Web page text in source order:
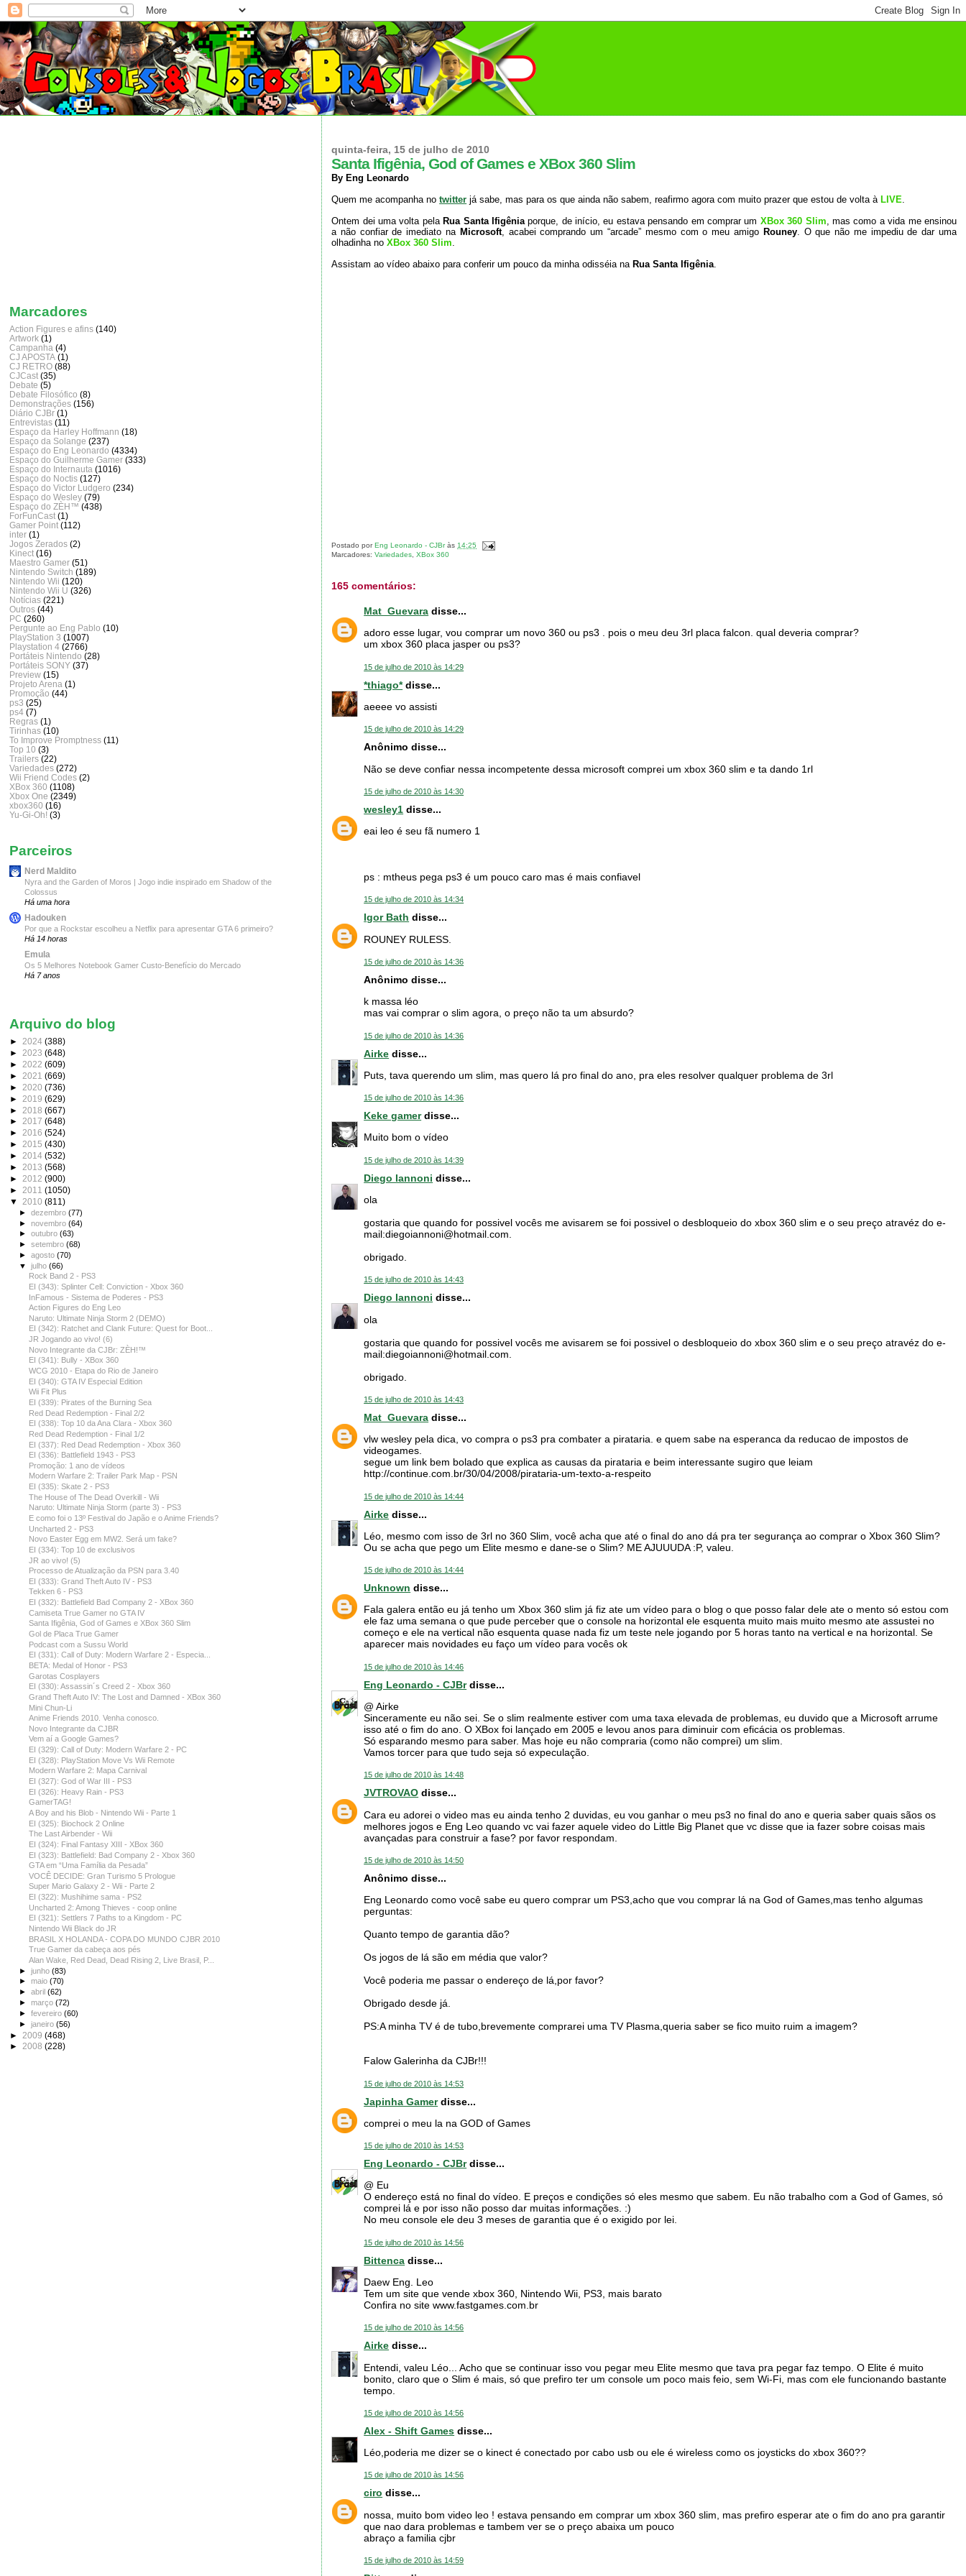
quinta-feira, 15 de julho de 2010
Santa Ifigênia, God of Games e XBox 360 Slim
By Eng Leonardo
Quem me acompanha notwitter já sabe, mas para os que ainda não sabem, reafirmo agora com muito prazer que estou de volta à LIVE.
Ontem dei uma volta pela Rua Santa Ifigêniaporque, de início, eu estava pensando em comprar um XBox 360 Slim, mas como a vida me ensinou
a não confiar de imediato na Microsoft, acabei comprando um “arcade” mesmo com o meu amigo Rouney. O que não me impediu de dar uma
olhadinha noXBox 360 Slim.
Assistam ao vídeo abaixo para conferir um pouco da minha odisséia na Rua Santa Ifigênia.
Postado porEng Leonardo - CJBràs14:25
Marcadores:Variedades ,XBox 360
165 comentários:
Mat_Guevara disse...
adoro esse lugar, vou comprar um novo 360 ou ps3 . pois o meu deu 3rl placa falcon. qual deveria comprar?
um xbox 360 placa jasper ou ps3?
15 de julho de 2010 às 14:29
*thiago*disse...
aeeee vo assisti
15 de julho de 2010 às 14:29
Anônimo disse...
Não se deve confiar nessa incompetente dessa microsoft comprei um xbox 360 slim e ta dando 1rl
15 de julho de 2010 às 14:30
wesley1 disse...
eai leo é seu fã numero 1
ps : mtheus pega ps3 é um pouco caro mas é mais confiavel
15 de julho de 2010 às 14:34
Igor Bath disse...
ROUNEY RULESS.
15 de julho de 2010 às 14:36
Anônimo disse...
k massa léo
mas vai comprar o slim agora, o preço não ta um absurdo?
15 de julho de 2010 às 14:36
Airke disse...
Puts, tava querendo um slim, mas quero lá pro final do ano, pra eles resolver qualquer problema de 3rl
15 de julho de 2010 às 14:36
Keke gamerdisse...
Muito bom o vídeo
15 de julho de 2010 às 14:39
Diego Iannoni disse...
ola
gostaria que quando for possivel vocês me avisarem se foi possivel o desbloqueio do xbox 360 slim e o seu preço atravéz do e-
mail:diegoiannoni@hotmail.com.
obrigado.
15 de julho de 2010 às 14:43
Diego Iannoni disse...
ola
gostaria que quando for possivel vocês me avisarem se foi possivel o desbloqueio do xbox 360 slim e o seu preço atravéz do e-
mail:diegoiannoni@hotmail.com.
obrigado.
15 de julho de 2010 às 14:43
Mat_Guevara disse...
vlw wesley pela dica, vo compra o ps3 pra combater a pirataria. e quem sabe na esperanca da reducao de impostos de
videogames.
segue um link bem bolado que explica as causas da pirataria e beim interessante sugiro que leiam
http://continue.com.br/30/04/2008/pirataria-um-texto-a-respeito
15 de julho de 2010 às 14:44
Airke disse...
Léo, mesmo com isso de 3rl no 360 Slim, você acha que até o final do ano dá pra ter segurança ao comprar o Xbox 360 Slim?
Ou se acha que pego um Elite mesmo e dane-se o Slim? ME AJUUUDA :P, valeu.
15 de julho de 2010 às 14:44
Unknown disse...
Fala galera então eu já tenho um Xbox 360 slim já fiz ate um vídeo para o blog o que posso falar dele ate o mento só estou com
ele faz uma semana o que pude perceber que o console na horizontal ele esquenta muito mais muito mesmo ate assustei no
começo e ele na vertical não esquenta quase nada fiz um teste nele jogando por 5 horas tanto na vertical e na horizontal. Se
aparecer mais novidades eu faço um vídeo para vocês ok
15 de julho de 2010 às 14:46
Eng Leonardo - CJBrdisse...
@ Airke
Sinceramente eu não sei. Se o slim realmente estiver com uma taxa elevada de problemas, eu duvido que a Microsoft arrume
isso até o fim do ano. O XBox foi lançado em 2005 e levou anos para diminuir com eficácia os problemas.
Só esparando mesmo para saber. Mas hoje eu não compraria (como não comprei) um slim.
Vamos torcer para que tudo seja só expeculação.
15 de julho de 2010 às 14:48
JVTROVAO disse...
Cara eu adorei o video mas eu ainda tenho 2 duvidas, eu vou ganhar o meu ps3 no final do ano e queria saber quais sãos os
melhores jogos e Eng Leo quando vc vai fazer aquele video do Little Big Planet que vc disse que ia fazer sobre coisas mais
avançadas para construir a fase? por favor respondam.
15 de julho de 2010 às 14:50
Anônimo disse...
Eng Leonardo como você sabe eu quero comprar um PS3,acho que vou comprar lá na God of Games,mas tenho algumas
perguntas:
Quanto tempo de garantia dão?
Os jogos de lá são em média que valor?
Você poderia me passar o endereço de lá,por favor?
Obrigado desde já.
PS:A minha TV é de tubo,brevemente comprarei uma TV Plasma,queria saber se fico muito ruim a imagem?
Falow Galerinha da CJBr!!!
15 de julho de 2010 às 14:53
Japinha Gamerdisse...
comprei o meu la na GOD of Games
15 de julho de 2010 às 14:53
Eng Leonardo - CJBrdisse...
@ Eu
O endereço está no final do vídeo. E preços e condições só eles mesmo que sabem. Eu não trabalho com a God of Games, só
comprei lá e por isso não posso dar muitas informações. :)
No meu console ele deu 3 meses de garantia que é o exigido por lei.
15 de julho de 2010 às 14:56
Bittenca disse...
Daew Eng. Leo
Tem um site que vende xbox 360, Nintendo Wii, PS3, mais barato
Confira no site www.fastgames.com.br
15 de julho de 2010 às 14:56
Airke disse...
Entendi, valeu Léo... Acho que se continuar isso vou pegar meu Elite mesmo que tava pra pegar faz tempo. O Elite é muito
bonito, claro que o Slim é mais, só que prefiro ter um console um poco mais feio, sem Wi-Fi, mas com ele funcionando bastante
tempo.
15 de julho de 2010 às 14:56
Alex - Shift Games disse...
Léo,poderia me dizer se o kinect é conectado por cabo usb ou ele é wireless como os joysticks do xbox 360??
15 de julho de 2010 às 14:56
ciro disse...
nossa, muito bom video leo ! estava pensando em comprar um xbox 360 slim, mas prefiro esperar ate o fim do ano pra garantir
que nao dara problemas e tambem ver se o preço abaixa um pouco
abraço a familia cjbr
15 de julho de 2010 às 14:59
Marcadores
Action Figures e afins (140)
Artwork (1)
Campanha (4)
CJ APOSTA (1)
CJ RETRO (88)
CJCast (35)
Debate (5)
Debate Filosófico (8)
Demonstrações (156)
Diário CJBr (1)
Entrevistas (11)
Espaço da Harley Hoffmann (18)
Espaço da Solange (237)
Espaço do Eng Leonardo (4334)
Espaço do Guilherme Gamer (333)
Espaço do Internauta (1016)
Espaço do Noctis (127)
Espaço do Victor Ludgero (234)
Espaço do Wesley (79)
Espaço do ZÈH™ (438)
ForFunCast (1)
Gamer Point (112)
inter (1)
Jogos Zerados (2)
Kinect (16)
Maestro Gamer (51)
Nintendo Switch (189)
Nintendo Wii (120)
Nintendo Wii U (326)
Notícias (221)
Outros (44)
PC (260)
Pergunte ao Eng Pablo (10)
PlayStation 3 (1007)
Playstation 4 (2766)
Portáteis Nintendo (28)
Portáteis SONY (37)
Preview (15)
Projeto Arena (1)
Promoção (44)
ps3 (25)
ps4 (7)
Regras (1)
Tirinhas (10)
To Improve Promptness (11)
Top 10 (3)
Trailers (22)
Variedades (272)
Wii Friend Codes (2)
XBox 360 (1108)
Xbox One (2349)
xbox360 (16)
Yu-Gi-Oh! (3)
Parceiros
Nerd Maldito
Nyra and the Garden of Moros | Jogo indie inspirado em Shadow of the
Colossus
Há uma hora
Hadouken
Por que a Rockstar escolheu a Netflix para apresentar GTA 6 primeiro?
Há 14 horas
Emula
Os 5 Melhores Notebook Gamer Custo-Benefício do Mercado
Há 7 anos
Arquivo do blog
► 2024 (388)
► 2023 (648)
► 2022 (609)
► 2021 (669)
► 2020 (736)
► 2019 (629)
► 2018 (667)
► 2017 (648)
► 2016 (524)
► 2015 (430)
► 2014 (532)
► 2013 (568)
► 2012 (900)
► 2011 (1050)
▼ 2010 (811)
►dezembro(77)
►novembro(64)
►outubro(63)
►setembro(68)
►agosto(70)
▼julho(66)
Rock Band 2 - PS3
EI (343): Splinter Cell: Conviction - Xbox 360
InFamous - Sistema de Poderes - PS3
Action Figures do Eng Leo
Naruto: Ultimate Ninja Storm 2 (DEMO)
EI (342): Ratchet and Clank Future: Quest for Boot...
JR Jogando ao vivo! (6)
Novo Integrante da CJBr: ZÈH!™
EI (341): Bully - XBox 360
WCG 2010 - Etapa do Rio de Janeiro
EI (340): GTA IV Especial Edition
Wii Fit Plus
EI (339): Pirates of the Burning Sea
Red Dead Redemption - Final 2/2
EI (338): Top 10 da Ana Clara - Xbox 360
Red Dead Redemption - Final 1/2
EI (337): Red Dead Redemption - Xbox 360
EI (336): Battlefield 1943 - PS3
Promoção: 1 ano de vídeos
Modern Warfare 2: Trailer Park Map - PSN
EI (335): Skate 2 - PS3
The House of The Dead Overkill - Wii
Naruto: Ultimate Ninja Storm (parte 3) - PS3
E como foi o 13º Festival do Japão e o Anime Friends?
Uncharted 2 - PS3
Novo Easter Egg em MW2. Será um fake?
EI (334): Top 10 de exclusivos
JR ao vivo! (5)
Processo de Atualização da PSN para 3.40
EI (333): Grand Theft Auto IV - PS3
Tekken 6 - PS3
EI (332): Battlefield Bad Company 2 - XBox 360
Camiseta True Gamer no GTA IV
Santa Ifigênia, God of Games e XBox 360 Slim
Gol de Placa True Gamer
Podcast com a Sussu World
EI (331): Call of Duty: Modern Warfare 2 - Especia...
BETA: Medal of Honor - PS3
Garotas Cosplayers
EI (330): Assassin´s Creed 2 - Xbox 360
Grand Theft Auto IV: The Lost and Damned - XBox 360
Mini Chun-Li
Anime Friends 2010. Venha conosco.
Novo Integrante da CJBR
Vem aí a Google Games?
EI (329): Call of Duty: Modern Warfare 2 - PC
EI (328): PlayStation Move Vs Wii Remote
Modern Warfare 2: Mapa Carnival
EI (327): God of War III - PS3
EI (326): Heavy Rain - PS3
GamerTAG!
A Boy and his Blob - Nintendo Wii - Parte 1
EI (325): Biochock 2 Online
The Last Airbender - Wii
EI (324): Final Fantasy XIII - XBox 360
EI (323): Battlefield: Bad Company 2 - Xbox 360
GTA em “Uma Família da Pesada”
VOCÊ DECIDE: Gran Turismo 5 Prologue
Super Mario Galaxy 2 - Wii - Parte 2
EI (322): Mushihime sama - PS2
Uncharted 2: Among Thieves - coop online
EI (321): Settlers 7 Paths to a Kingdom - PC
Nintendo Wii Black do JR
BRASIL X HOLANDA - COPA DO MUNDO CJBR 2010
True Gamer da cabeça aos pés
Alan Wake, Red Dead, Dead Rising 2, Live Brasil, P...
►junho(83)
►maio(70)
►abril(62)
►março(72)
►fevereiro(60)
►janeiro(56)
► 2009 (468)
► 2008 (228)